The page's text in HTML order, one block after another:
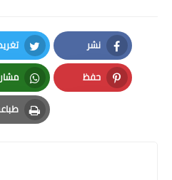
نشر
Facebook
حفظ
Pinterest
Print